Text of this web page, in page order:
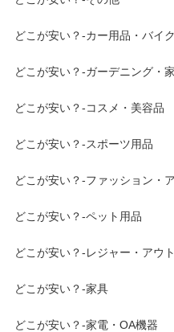
どこが安い？-カー用品・バイ
どこが安い？-ガーデニング・
どこが安い？-コスメ・美容品
どこが安い？-スポーツ用品
どこが安い？-ファッション・
どこが安い？-ペット用品
どこが安い？-レジャー・アウ
どこが安い？-家具
どこが安い？-家電・OA機器